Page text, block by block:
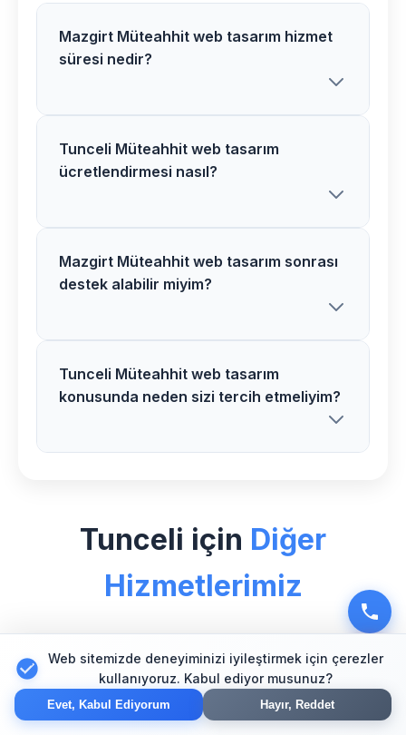
Mazgirt Müteahhit web tasarım hizmet
süresi nedir?
Mazgirt bölgesindeki Müteahhit web
tasarım projelerimiz ortalama 3-5 hafta
Tunceli Müteahhit web tasarım
ücretlendirmesi nasıl?
Tunceli bölgesinde Müteahhit web
tasarım ücretlerimiz proje özelliklerine
Mazgirt Müteahhit web tasarım sonrası
destek alabilir miyim?
Kesinlikle! Mazgirt bölgesindeki tüm
Müteahhit web tasarım müşterilerimize 1
veriyoruz.
Tunceli Müteahhit web tasarım
konusunda neden sizi tercih etmeliyim?
teknolojiler ve kanıtlanmış başarı
hikayelerimizle fark yaratıyoruz.
Tunceli için Diğer
Hizmetlerimiz
🛒
Web sitemizde deneyiminizi iyileştirmek için çerezler
kullanıyoruz. Kabul ediyor musunuz?
Evet, Kabul Ediyorum Hayır, Reddet